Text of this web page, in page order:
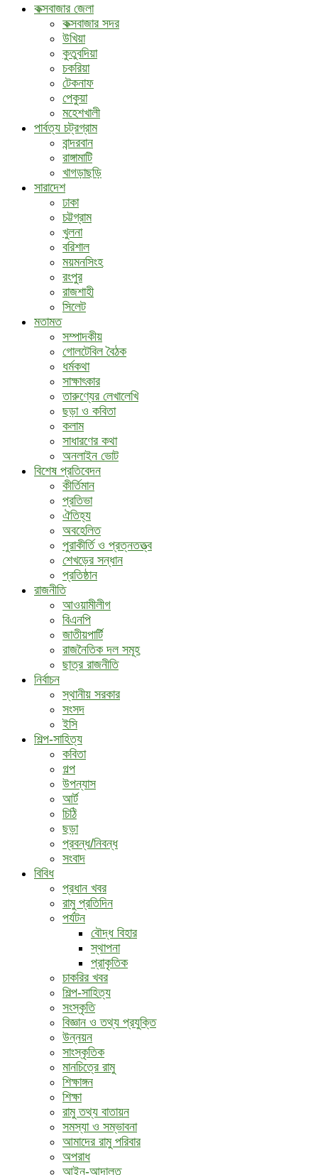
কক্সবাজার জেলা
কক্সবাজার সদর
উখিয়া
কুতুবদিয়া
চকরিয়া
টেকনাফ
পেকুয়া
মহেশখালী
পার্বত্য চট্রগ্রাম
বান্দরবান
রাঙ্গামাটি
খাগড়াছড়ি
সারাদেশ
ঢাকা
চট্টগ্রাম
খুলনা
বরিশাল
ময়মনসিংহ
রংপুর
রাজশাহী
সিলেট
মতামত
সম্পাদকীয়
গোলটেবিল বৈঠক
ধর্মকথা
সাক্ষাৎকার
তারুণ্যের লেখালেখি
ছড়া ও কবিতা
কলাম
সাধারণের কথা
অনলাইন ভোট
বিশেষ প্রতিবেদন
কীর্তিমান
প্রতিভা
ঐতিহ্য
অবহেলিত
পুরাকীর্তি ও প্রত্নতত্ত্ব
শেখড়ের সন্ধান
প্রতিষ্ঠান
রাজনীতি
আওয়ামীলীগ
বিএনপি
জাতীয়পার্টি
রাজনৈতিক দল সমূহ
ছাত্র রাজনীতি
নির্বাচন
স্থানীয় সরকার
সংসদ
ইসি
শিল্প-সাহিত্য
কবিতা
গল্প
উপন্যাস
আর্ট
চিঠি
ছড়া
প্রবন্ধ/নিবন্ধ
সংবাদ
বিবিধ
প্রধান খবর
রামু প্রতিদিন
পর্যটন
বৌদ্ধ ‍বিহার
স্থাপনা
প্রাকৃতিক
চাকরির খবর
শিল্প-সাহিত্য
সংস্কৃতি
বিজ্ঞান ও তথ্য প্রযুক্তি
উন্নয়ন
সাংস্কৃতিক
মানচিত্রে রামু
শিক্ষাঙ্গন
শিক্ষা
রামু তথ্য বাতায়ন
সমস্যা ও সম্ভাবনা
আমাদের রামু পরিবার
অপরাধ
আইন-আদালত